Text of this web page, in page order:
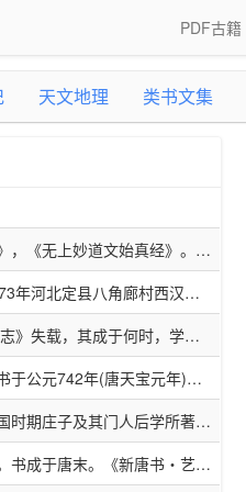
PDF古籍
天文地理 类书文集
，《无上妙道文始真经》。三
有《关尹子》九篇，而《隋
亡佚已久。南宋时此书复出;
《叙录》(陈振孙认为其文亦
，曹参死，以之陪葬。汉武
太常;而淮南王刘安“好道聚
书归刘向之父刘德，刘向即
断续者”，定为九篇。明学者
，《四库全书总目》则认为
年河北定县八角廊村西汉墓
今本相同，从而证明它确为先
是老子弟子，字文子;一说为
子等，当系作者虚拟。今本
每段先举“老子曰”，然后是
相近。所引老子言，有的见
皆属老子。全书思想以道家
驳书”。汉初《淮南子》曾大
》失载，其成于何时，学者
两种。不过，今通行本《老
》而来。当时《老子》各本
二章;马王堆帛书《老子》不
十四。此书分《老子》为八
》、《养身》、《安民》、
于公元742年(唐天宝元年)，
宋景德四年)又加封“至德”，
经典之一。旧题战国时期郑人
格上看，可能是魏晋时人的作
时期庄子及其门人后学所著。
吏。与梁惠王、齐宣王同时，
》一书，篇数究竟有多少，今
书成于唐末。《新唐书‧艺文
》洞玄部谱录类。卷首有壬戌